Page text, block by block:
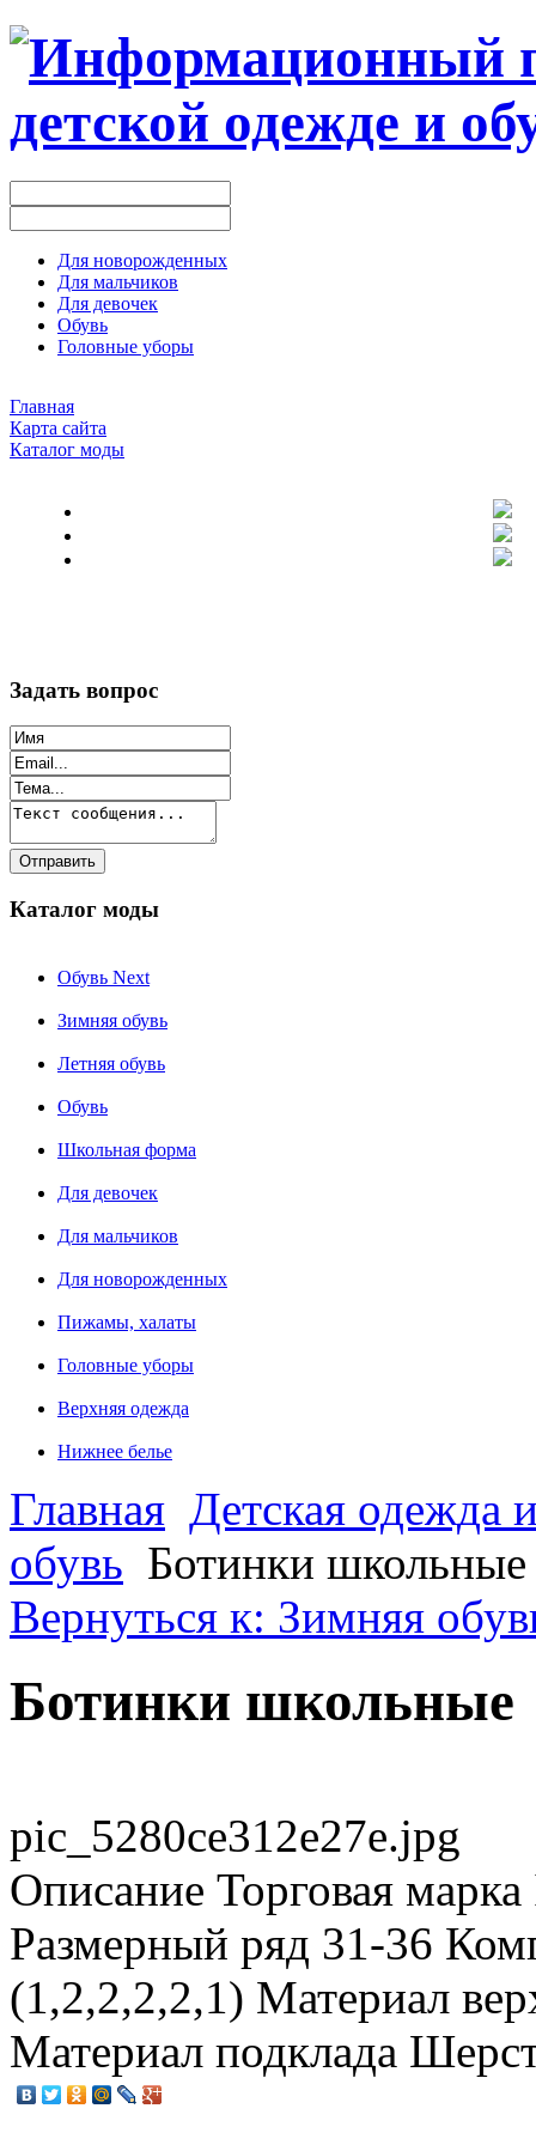
Для новорожденных
Для мальчиков
Для девочек
Обувь
Головные уборы
Главная
Карта сайта
Каталог моды
Задать вопрос
Каталог моды
Обувь Next
Зимняя обувь
Летняя обувь
Обувь
Школьная форма
Для девочек
Для мальчиков
Для новорожденных
Пижамы, халаты
Головные уборы
Верхняя одежда
Нижнее белье
Главная Детская одежда
обувь Ботинки школьные
Вернуться к: Зимняя
Ботинки школьные
pic_5280ce312e27e.jpg
Описание Торговая
Размерный ряд 31-36
(1,2,2,2,2,1) Материал
Материал подклада